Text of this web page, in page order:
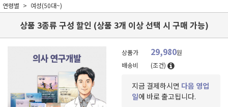
연령별 여성(50대~)
상품 3종류 구성 할인 (상품 3개 이상 선택 시 구매 가능)
상품가 29,980원
배송비
(조건)
지금 결제하시면 다음 영업
일에 바로 출고됩니다.